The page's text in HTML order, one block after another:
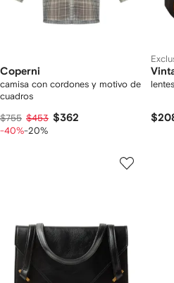
Coperni
camisa con cordones y motivo de
cuadros
$755 $453 $362
-40%-20%